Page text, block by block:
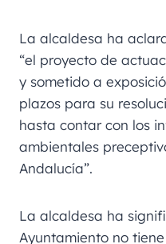
La alcaldesa ha
“el proyecto de
y sometido a
plazos para su
hasta contar con los
ambientales
Andalucía”.
La alcaldesa ha
Ayuntamiento no